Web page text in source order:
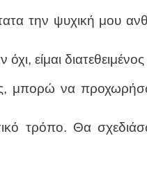
την ψυχική μου
είμαι
μπορώ να
τρόπο. Θα